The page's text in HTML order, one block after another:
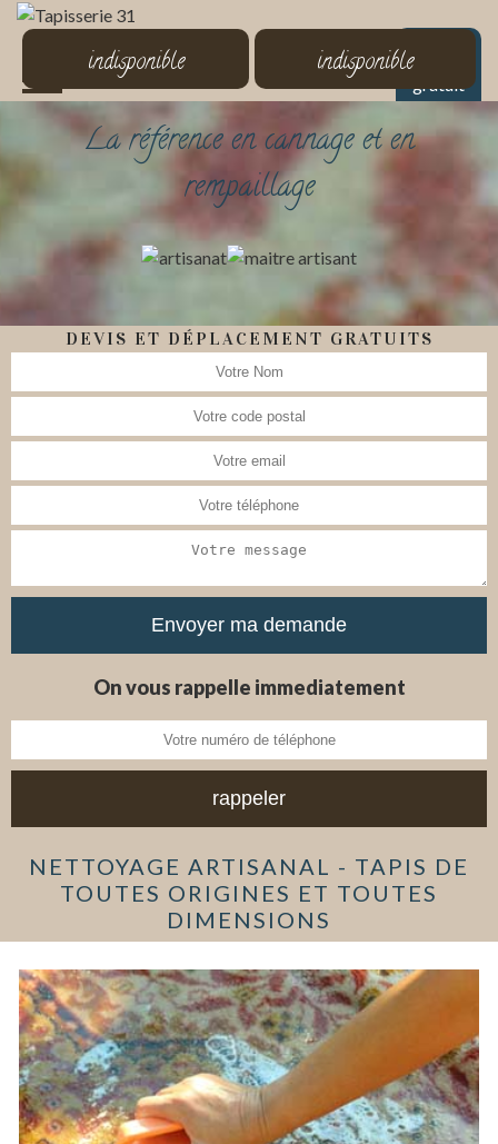
Devis
gratuit
indisponible indisponible
La référence en cannage et en
rempaillage
DEVIS ET DÉPLACEMENT GRATUITS
On vous rappelle immediatement
NETTOYAGE ARTISANAL - TAPIS DE
TOUTES ORIGINES ET TOUTES
DIMENSIONS